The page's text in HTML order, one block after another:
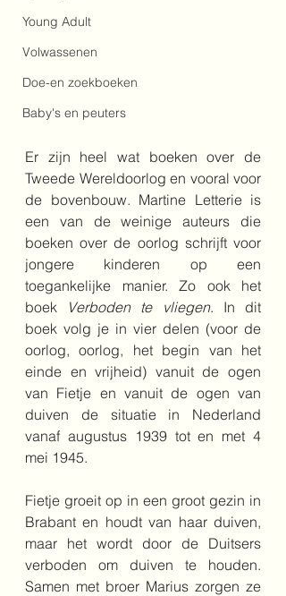
Young Adult
Volwassenen
Doe-en zoekboeken
Baby's en peuters
Er zijn heel wat boeken over de
Tweede Wereldoorlog en vooral voor
de bovenbouw. Martine Letterie is
een van de weinige auteurs die
boeken over de oorlog schrijft voor
jongere kinderen op een
toegankelijke manier. Zo ook het
boek
Verboden te vliegen. In dit
boek volg je in vier delen (voor de
oorlog, oorlog, het begin van het
einde en vrijheid) vanuit de ogen
van Fietje en vanuit de ogen van
duiven de situatie in Nederland
vanaf augustus 1939 tot en met 4
mei 1945.
Fietje groeit op in een groot gezin in
Brabant en houdt van haar duiven,
maar het wordt door de Duitsers
verboden om duiven te houden.
Samen met broer Marius zorgen ze